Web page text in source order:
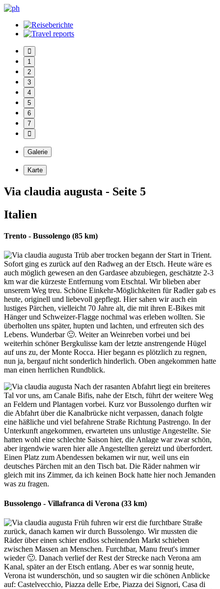
1
2
3
4
5
6
7
Galerie
Karte
Via claudia augusta - Seite 5
Italien
Trento - Bussolengo (85 km)
Trüb aber trocken begann der Start in Trient.
Sofort ging es zurück auf den Radweg an der Etsch. Heute wäre es
auch möglich gewesen an den Gardasee abzubiegen, geschätzte 2-3
km war die kürzeste Entfernung vom Etschtal. Wir blieben aber
unserem Weg treu. Schöne Einkehr-Möglichkeiten für Radler gab es
heute, originell und liebevoll gepflegt. Hier sahen wir auch ein
lustiges Pärchen, vielleicht 70 Jahre alt, die mit ihren E-Bikes mit
Hänger und Schweizer-Flagge nochmal was erleben wollten. Sie
überholten uns später, hupten und lachten, und erfreuten sich des
Lebens. Wunderbar 🙂. Weiter an Weinreben vorbei und bei
weiterhin schöner Bergkulisse kam der letzte anstrengende Hügel
auf uns zu, der Monte Rocca. Hier begann es plötzlich zu regnen,
nun ja, bergauf nicht sonderlich hinderlich. Oben angekommen hatte
man einen herrlichen Rundblick.
Nach der rasanten Abfahrt liegt ein breiteres
Tal vor uns, am Canale Bifis, nahe der Etsch, führt der weitere Weg
an Feldern und Plantagen vorbei. Kurz vor Bussolengo durften wir
die Abfahrt über die Kanalbrücke nicht verpassen, danach folgte
eine häßliche und viel befahrene Straße Richtung Pastrengo. In der
Unterkunft angekommen, erwarteten uns unlustige Angestellte. Sie
hatten wohl eine schlechte Saison hier, die Anlage war zwar schön,
aber irgendwie waren hier alle Angestellten gereizt und überfordert.
Einen Platz zum Abendessen bekamen wir nur, weil uns ein
deutsches Pärchen mit an den Tisch bat. Die Räder nahmen wir
gleich mit ins Zimmer, da ich keinen Bock hatte hier noch Jemanden
was zu fragen.
Bussolengo - Villafranca di Verona (33 km)
Früh fuhren wir erst die furchtbare Straße
zurück, danach kamen wir durch Bussolengo. Wir mussten die
Räder über einen schier endlos scheinenden Markt schieben
zwischen Massen an Menschen. Furchtbar, Manu freut's immer
wieder 🙂. Danach verlief der Rest der Strecke nach Verona am
Kanal, später an der Etsch entlang. Aber es war sonnig heute,
Verona ist wunderschön, und so saugten wir die schönen Anblicke
auf: Castelvecchio, Piazza delle Erbe, Piazza dei Signori, Casa di